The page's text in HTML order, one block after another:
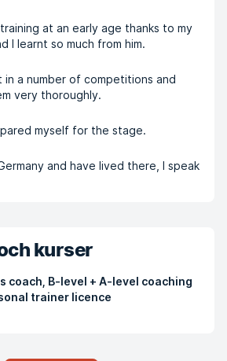
at an early age thanks to my
I learnt so much from him.
in a number of competitions and
very thoroughly.
myself for the stage.
and have lived there, I speak
kurser
coach, B-level + A-level coaching
trainer licence